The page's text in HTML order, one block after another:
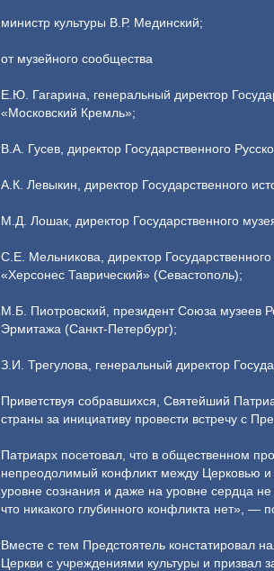
министр культуры В.Р. Мединский;
от музейного сообщества
Е.Ю. Гагарина, генеральный директор
«Московский Кремль»;
В.А. Гусев, директор Государственного
А.К. Левыкин, директор Государственного
М.Д. Лошак, директор Государственного
С.Е. Мельникова, директор
«Херсонес Таврический» (Севастополь);
М.Б. Пиотровский, президент Союза музеев
Эрмитажа (Санкт-Петербург);
З.И. Трегулова, генеральный директор
Приветствуя собравшихся, Святейший
страны за инициативу провести встречу с
Патриарх посетовал, что в общественном
непреодолимый конфликт между Церковью
уровне сознания и даже на уровне сердца
что никакого глубинного конфликта нет», —
Вместе с тем Предстоятель констатировал
Церкви с учреждениями культуры и призвал